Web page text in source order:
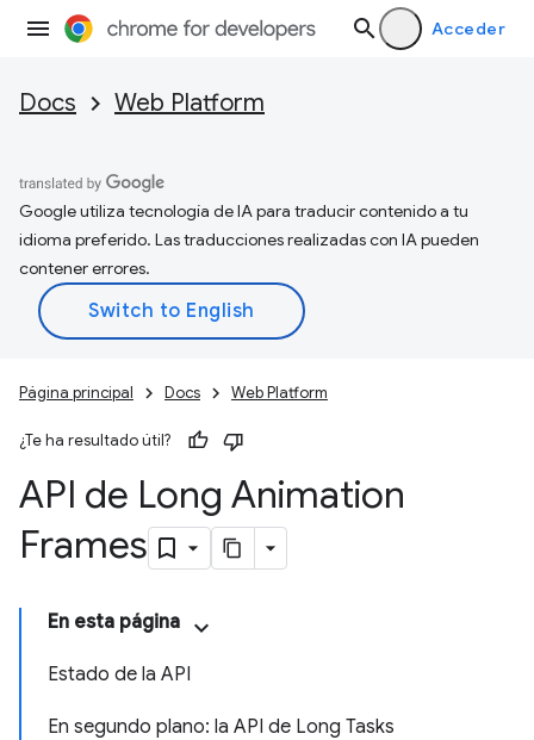
Acceder
Docs Web Platform
Google utiliza tecnología de IA para traducir contenido a tu
idioma preferido. Las traducciones realizadas con IA pueden
contener errores.
Página principal Docs Web Platform
¿Te ha resultado útil?
API de Long Animation
Frames
En esta página
Estado de la API
En segundo plano: la API de Long Tasks